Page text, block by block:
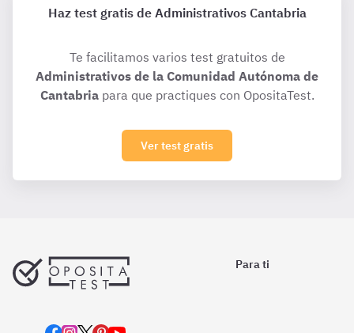
Haz test gratis de Administrativos Cantabria
Te facilitamos varios test gratuitos de
Administrativos de la Comunidad Autónoma de
Cantabriapara que practiques con OpositaTest.
Ver test gratis
Para ti